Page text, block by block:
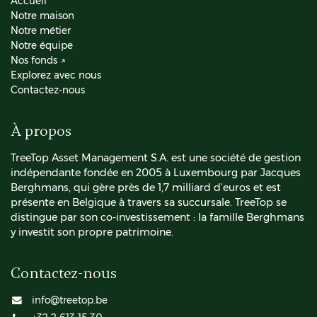
Notre maison
Notre métier
Notre équipe
Nos fonds ↗
Explorez avec nous
Contactez-nous
À propos
TreeTop Asset Management S.A. est une société de gestion
indépendante fondée en 2005 à Luxembourg par Jacques
Berghmans, qui gère près de 1,7 milliard d’euros et est
présente en Belgique à travers sa succursale. TreeTop se
distingue par son co-investissement : la famille Berghmans
y investit son propre patrimoine.
Contactez-nous
info@treetop.be